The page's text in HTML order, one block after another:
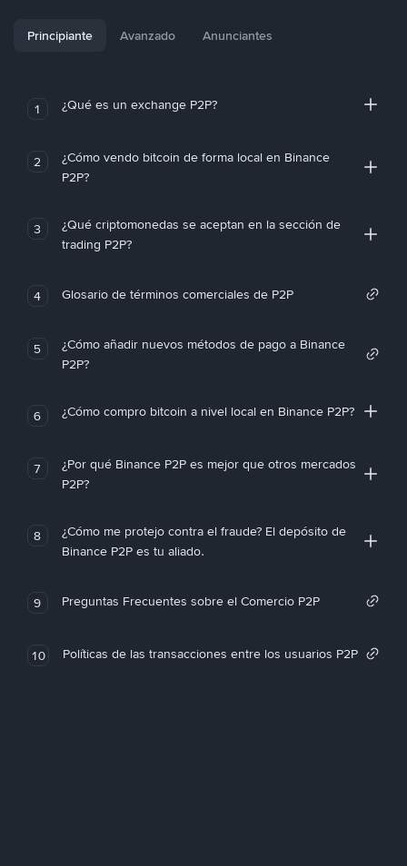
Principiante Avanzado Anunciantes
1 ¿Qué es un exchange P2P?
2
¿Cómo vendo bitcoin de forma local en Binance
P2P?
3
¿Qué criptomonedas se aceptan en la sección de
trading P2P?
4 Glosario de términos comerciales de P2P
5
¿Cómo añadir nuevos métodos de pago a Binance
P2P?
6 ¿Cómo compro bitcoin a nivel local en Binance P2P?
7
¿Por qué Binance P2P es mejor que otros mercados
P2P?
8
¿Cómo me protejo contra el fraude? El depósito de
Binance P2P es tu aliado.
9 Preguntas Frecuentes sobre el Comercio P2P
10 Políticas de las transacciones entre los usuarios P2P